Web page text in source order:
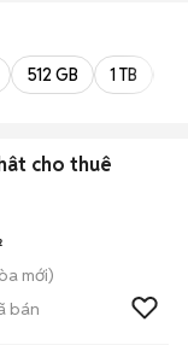
512 GB 1 TB
cho thuê
mới)
bán